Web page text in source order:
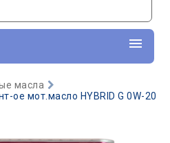
масла
ое мот.масло HYBRID G 0W-20